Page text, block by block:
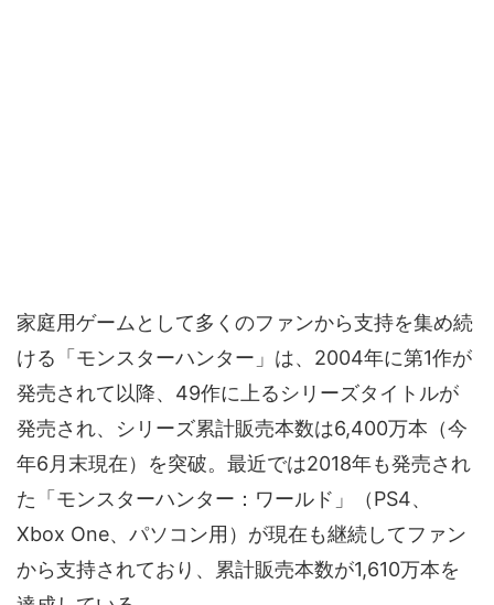
家庭用ゲームとして多くのファンから支持を集め続
ける「モンスターハンター」は、2004年に第1作が
発売されて以降、49作に上るシリーズタイトルが
発売され、シリーズ累計販売本数は6,400万本（今
年6月末現在）を突破。最近では2018年も発売され
た「モンスターハンター：ワールド」（PS4、
Xbox One、パソコン用）が現在も継続してファン
から支持されており、累計販売本数が1,610万本を